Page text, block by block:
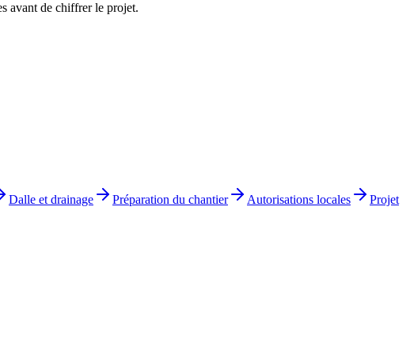
avant de chiffrer le projet.
Dalle et drainage Préparation du chantier Autorisations locales
Projet